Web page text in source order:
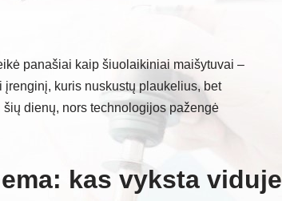
panašiai kaip šiuolaikiniai maišytuvai –
kuris nuskustų plaukelius, bet
dienų, nors technologijos pažengė
kas vyksta viduje